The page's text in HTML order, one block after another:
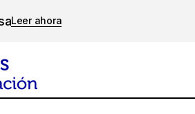
Leer ahora